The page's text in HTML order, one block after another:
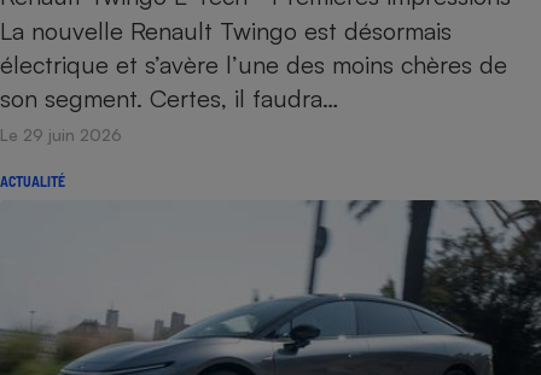
La nouvelle Renault Twingo est désormais
électrique et s’avère l’une des moins chères de
son segment. Certes, il faudra…
Le 29 juin 2026
ACTUALITÉ